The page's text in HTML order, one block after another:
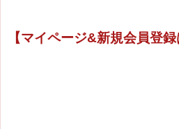
【マイページ&新規会員登録